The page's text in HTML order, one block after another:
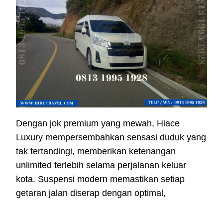
Dengan jok premium yang mewah, Hiace
Luxury mempersembahkan sensasi duduk yang
tak tertandingi, memberikan ketenangan
unlimited terlebih selama perjalanan keluar
kota. Suspensi modern memastikan setiap
getaran jalan diserap dengan optimal,